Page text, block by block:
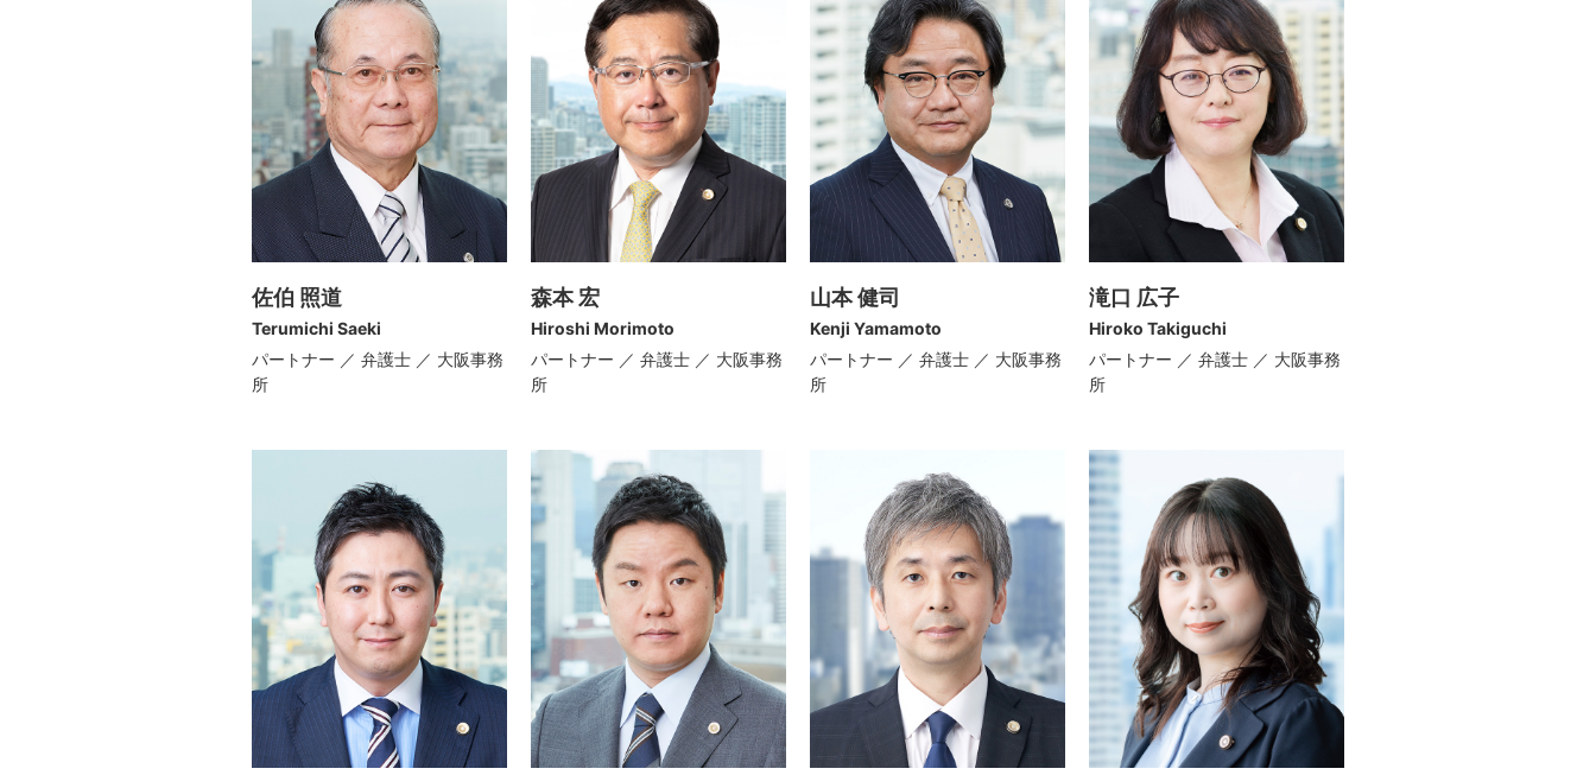
佐伯 照道
Terumichi Saeki
パートナー ／ 弁護士 ／ 大阪事務
所
森本 宏
Hiroshi Morimoto
パートナー ／ 弁護士 ／ 大阪事務
所
山本 健司
Kenji Yamamoto
パートナー ／ 弁護士 ／ 大阪事務
所
滝口 広子
Hiroko Takiguchi
パートナー ／ 弁護士 ／ 大阪事務
所